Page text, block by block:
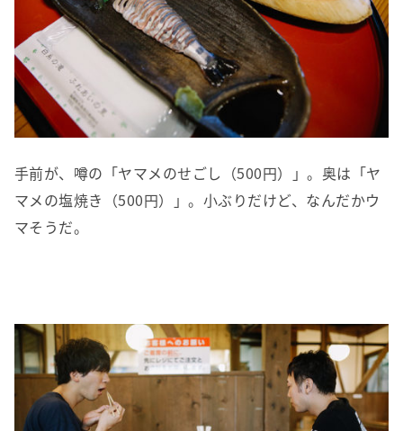
手前が、噂の「ヤマメのせごし（500円）」。奥は「ヤ
マメの塩焼き（500円）」。小ぶりだけど、なんだかウ
マそうだ。